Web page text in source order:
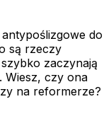
do
są rzeczy
zaczynają
Wiesz, czy ona
na reformerze?